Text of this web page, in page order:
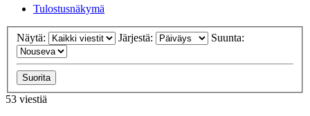
Tulostusnäkymä
Näytä: Järjestä: Suunta:
53 viestiä